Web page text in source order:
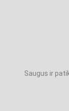
Saugus ir